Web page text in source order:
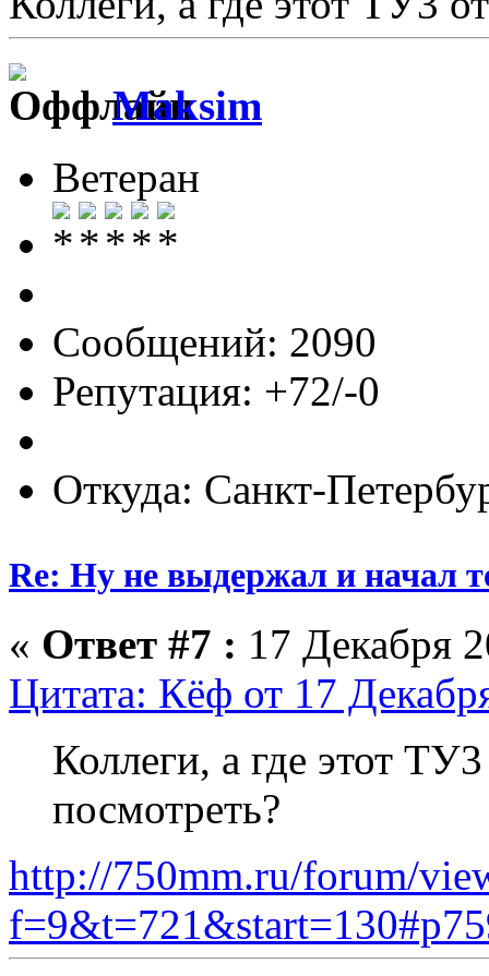
Maksim
Ветеран
Сообщений: 2090
Репутация: +72/-0
Откуда: Санкт-
Re: Ну не выдержал и начал
« Ответ #7 : 17 Декабря
Цитата: Кёф от 17
Коллеги, а где этот
посмотреть?
http://750mm.ru/forum/